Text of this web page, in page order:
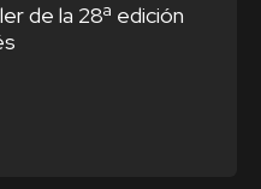
de la 28ª edición